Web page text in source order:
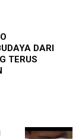
DARI
TERUS